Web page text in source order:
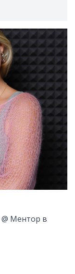
@ Ментор в